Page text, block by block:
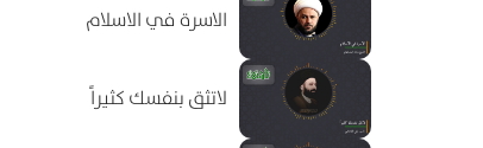
الاسرة في الاسلام
لاتثق بنفسك كثيراً